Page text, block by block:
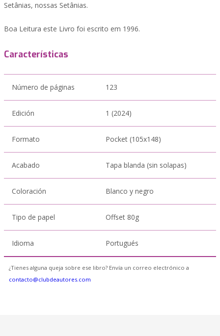
Setânias, nossas Setânias.
Boa Leitura este Livro foi escrito em 1996.
Características
Número de páginas 123
Edición 1 (2024)
Formato Pocket (105x148)
Acabado Tapa blanda (sin solapas)
Coloración Blanco y negro
Tipo de papel Offset 80g
Idioma Portugués
¿Tienes alguna queja sobre ese libro? Envía un correo electrónico a
contacto@clubdeautores.com